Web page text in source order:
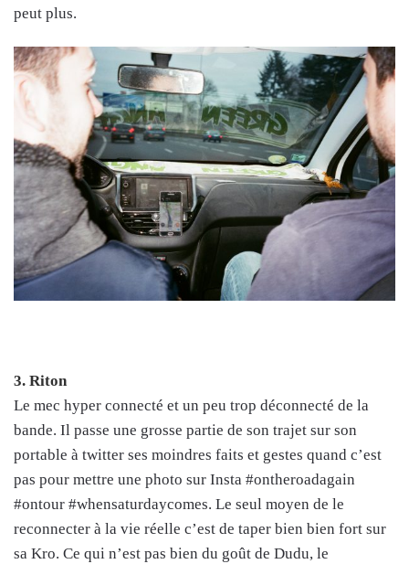
peut plus.
3. Riton
Le mec hyper connecté et un peu trop déconnecté de la
bande. Il passe une grosse partie de son trajet sur son
portable à twitter ses moindres faits et gestes quand c’est
pas pour mettre une photo sur Insta #ontheroadagain
#ontour #whensaturdaycomes. Le seul moyen de le
reconnecter à la vie réelle c’est de taper bien bien fort sur
sa Kro. Ce qui n’est pas bien du goût de Dudu, le